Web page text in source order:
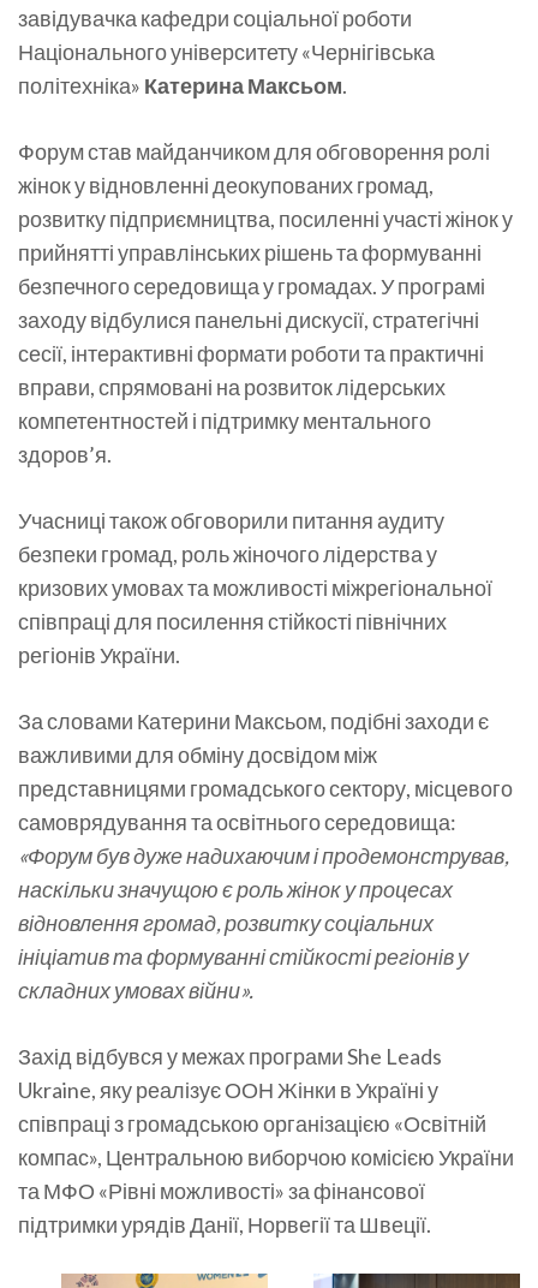
завідувачка кафедри соціальної роботи
Національного університету «Чернігівська
політехніка» Катерина Максьом.
Форум став майданчиком для обговорення ролі
жінок у відновленні деокупованих громад,
розвитку підприємництва, посиленні участі жінок у
прийнятті управлінських рішень та формуванні
безпечного середовища у громадах. У програмі
заходу відбулися панельні дискусії, стратегічні
сесії, інтерактивні формати роботи та практичні
вправи, спрямовані на розвиток лідерських
компетентностей і підтримку ментального
здоров’я.
Учасниці також обговорили питання аудиту
безпеки громад, роль жіночого лідерства у
кризових умовах та можливості міжрегіональної
співпраці для посилення стійкості північних
регіонів України.
За словами Катерини Максьом, подібні заходи є
важливими для обміну досвідом між
представницями громадського сектору, місцевого
самоврядування та освітнього середовища:
«Форум був дуже надихаючим і продемонстрував,
наскільки значущою є роль жінок у процесах
відновлення громад, розвитку соціальних
ініціатив та формуванні стійкості регіонів у
складних умовах війни».
Захід відбувся у межах програми She Leads
Ukraine, яку реалізує ООН Жінки в Україні у
співпраці з громадською організацією «Освітній
компас», Центральною виборчою комісією України
та МФО «Рівні можливості» за фінансової
підтримки урядів Данії, Норвегії та Швеції.